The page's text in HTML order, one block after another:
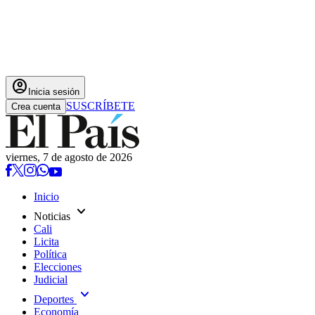
account_circle Inicia sesión
Crea cuenta SUSCRÍBETE
viernes, 7 de agosto de 2026
Inicio
Noticias expand_more
Cali
Licita
Política
Elecciones
Judicial
Deportes expand_more
Economía